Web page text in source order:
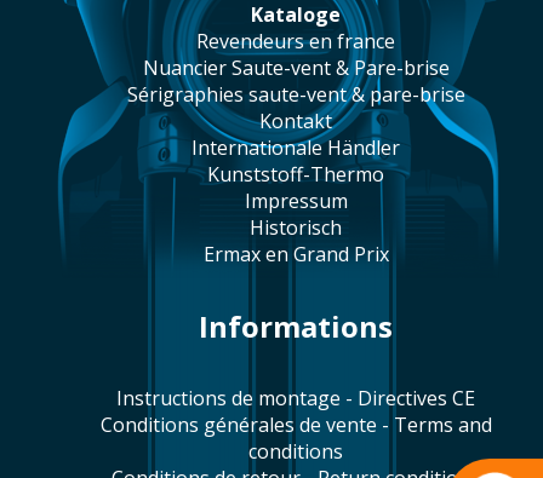
Kataloge
revendeurs en france
Nuancier Saute-vent & Pare-brise
sérigraphies saute-vent & pare-brise
Kontakt
Internationale Händler
Kunststoff-Thermo
Impressum
historisch
Ermax en Grand Prix
Informations
Instructions de montage - Directives CE
Conditions générales de vente - Terms and
conditions